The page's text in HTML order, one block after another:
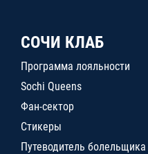
СОЧИ КЛАБ
Программа лояльности
Sochi Queens
Фан-сектор
Стикеры
Путеводитель болельщика